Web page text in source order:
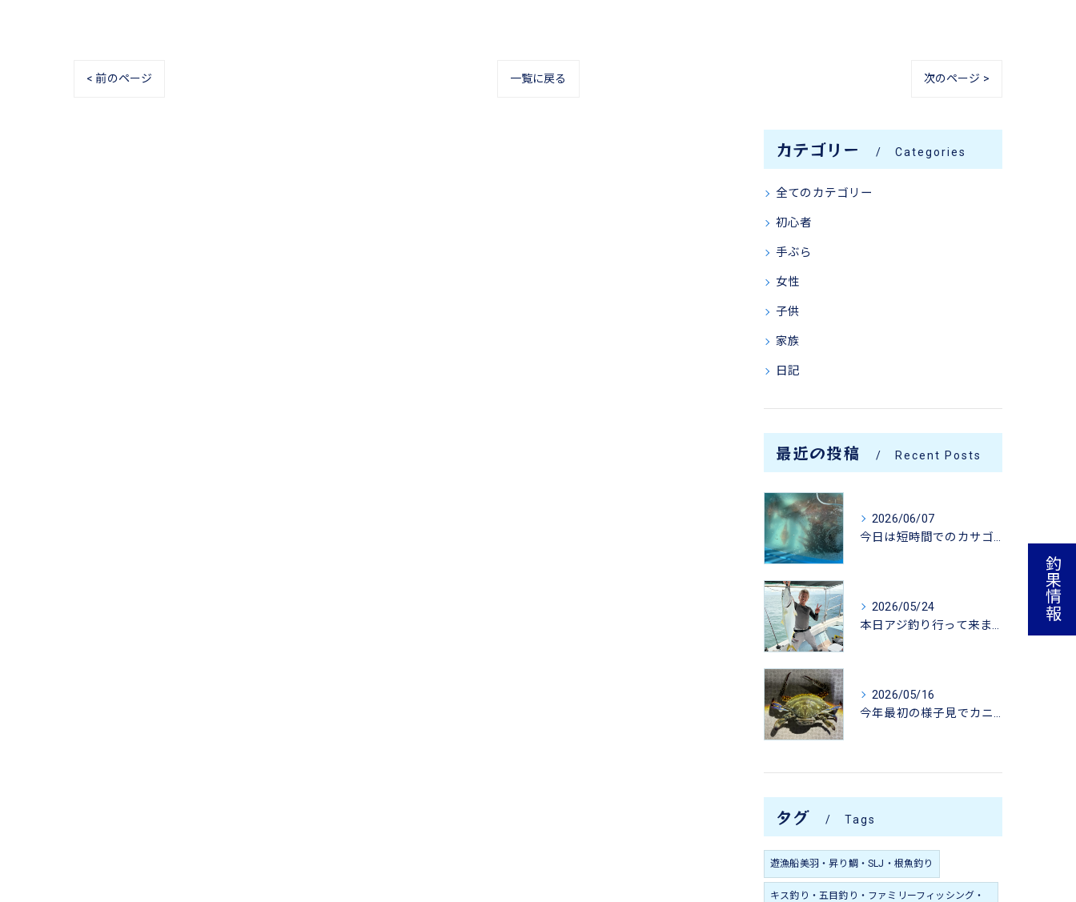
< 前のページ 一覧に戻る 次のページ >
カテゴリー Categories
全てのカテゴリー
初心者
手ぶら
女性
子供
家族
日記
最近の投稿 Recent Posts
2026/06/07
今日は短時間でのカサゴ釣りに行って来ました。
2026/05/24
本日アジ釣り行って来ました。
2026/05/16
今年最初の様子見でカニ掬いにいってきました-
タグ Tags
遊漁船美羽・昇り鯛・SLJ・根魚釣り
キス釣り・五目釣り・ファミリーフィッシング・
釣果情報